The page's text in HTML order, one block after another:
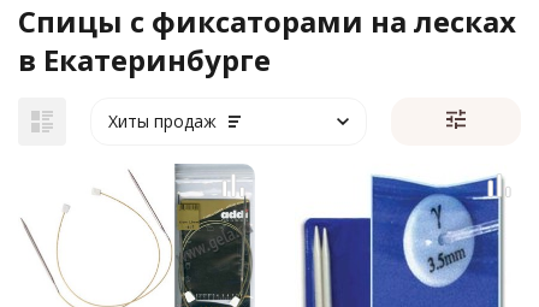
Спицы с фиксаторами на лесках
в Екатеринбурге
Хиты продаж